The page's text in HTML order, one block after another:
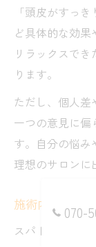
「頭皮がすっ
ど具体的な効
リラックスで
ります。
ただし、個人差
一つの意見に偏
す。自分の悩み
理想のサロンに
施術内容や効
スパトリートメ
070-